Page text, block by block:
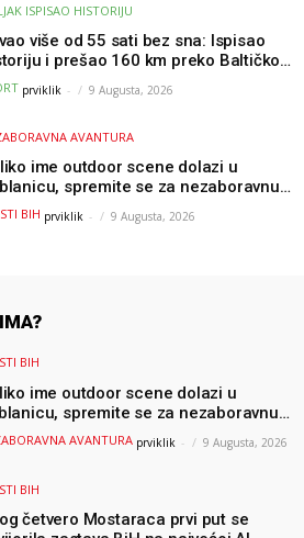
ISPISAO HISTORIJU
više od 55 sati bez sna: Ispisao
i prešao 160 km preko Baltičkog
– a podvig posvetio djeci oboljeloj
rakaprviklik - 9 Augusta, 2026
AVANTURA
ime outdoor scene dolazi u
spremite se za nezaboravnu
(VIDEO) !
BIH prviklik - 9 Augusta, 2026
BIH
ime outdoor scene dolazi u
spremite se za nezaboravnu
(VIDEO) !
AVANTURA prviklik - 9 Augusta, 2026
BIH
četvero Mostaraca prvi put se